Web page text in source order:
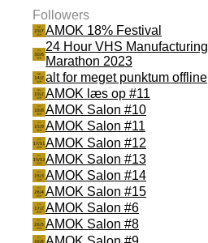
Followers
AMOK 18% Festival
24 Hour VHS Manufacturing
Marathon 2023
alt for meget punktum offline
AMOK læs op #11
AMOK Salon #10
AMOK Salon #11
AMOK Salon #12
AMOK Salon #13
AMOK Salon #14
AMOK Salon #15
AMOK Salon #6
AMOK Salon #8